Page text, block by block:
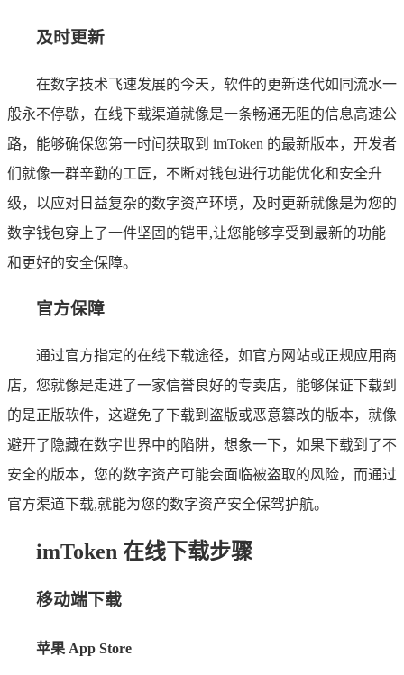
及时更新
在数字技术飞速发展的今天，软件的更新迭代如同流水一
般永不停歇，在线下载渠道就像是一条畅通无阻的信息高速公
路，能够确保您第一时间获取到 imToken 的最新版本，开发者
们就像一群辛勤的工匠，不断对钱包进行功能优化和安全升
级，以应对日益复杂的数字资产环境，及时更新就像是为您的
数字钱包穿上了一件坚固的铠甲,让您能够享受到最新的功能
和更好的安全保障。
官方保障
通过官方指定的在线下载途径，如官方网站或正规应用商
店，您就像是走进了一家信誉良好的专卖店，能够保证下载到
的是正版软件，这避免了下载到盗版或恶意篡改的版本，就像
避开了隐藏在数字世界中的陷阱，想象一下，如果下载到了不
安全的版本，您的数字资产可能会面临被盗取的风险，而通过
官方渠道下载,就能为您的数字资产安全保驾护航。
imToken 在线下载步骤
移动端下载
苹果 App Store